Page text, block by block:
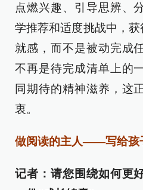
点燃兴趣、引导思辨、
学推荐和适度挑战中，
就感，而不是被动完成
不再是待完成清单上的
同期待的精神滋养，这
衷。
做阅读的主人——写给孩
记者：请您围绕如何更